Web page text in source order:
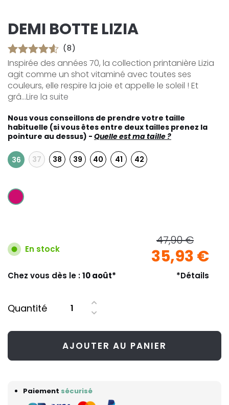
DEMI BOTTE LIZIA
(8)
Inspirée des années 70, la collection printanière Lizia
agit comme un shot vitaminé avec toutes ses
couleurs, elle respire la joie et appelle le soleil ! Et
grâ...Lire la suite
Nous vous conseillons de prendre votre taille
habituelle (si vous êtes entre deux tailles prenez la
pointure au dessus) - Quelle est ma taille ?
36 37 38 39 40 41 42
En stock
47,90 €
35,93 €
Chez vous dès le :10 août* *Détails
Quantité
AJOUTER AU PANIER
Paiement sécurisé